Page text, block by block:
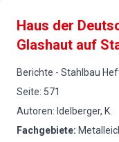
Haus der
Glashaut auf
Berichte - Stahlbau
Seite: 571
Autoren: Idelberger, K.
Fachgebiete: